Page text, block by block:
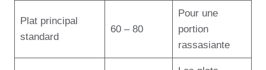
Plat principal
standard
60 – 80
Pour une
portion
rassasiante